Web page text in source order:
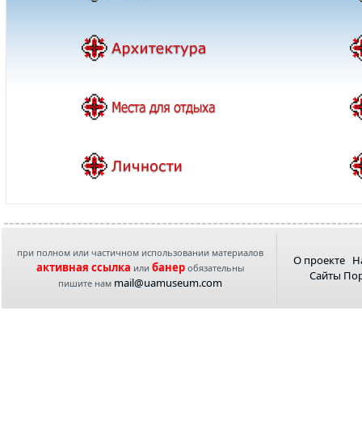
при полном или частичном использовании материалов
активная ссылка или банеробязательны
пишите нам mail@uamuseum.com
О проекте
Сайты